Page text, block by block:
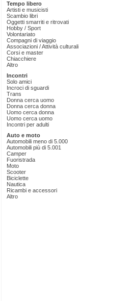
Tempo libero
Artisti e musicisti
Scambio libri
Oggetti smarriti e ritrovati
Hobby / Sport
Volontariato
Compagni di viaggio
Associazioni / Attività culturali
Corsi e master
Chiacchiere
Altro
Incontri
Solo amici
Incroci di sguardi
Trans
Donna cerca uomo
Donna cerca donna
Uomo cerca donna
Uomo cerca uomo
Incontri per adulti
Auto e moto
Automobili meno di 5.000
Automobili più di 5.001
Camper
Fuoristrada
Moto
Scooter
Biciclette
Nautica
Ricambi e accessori
Altro